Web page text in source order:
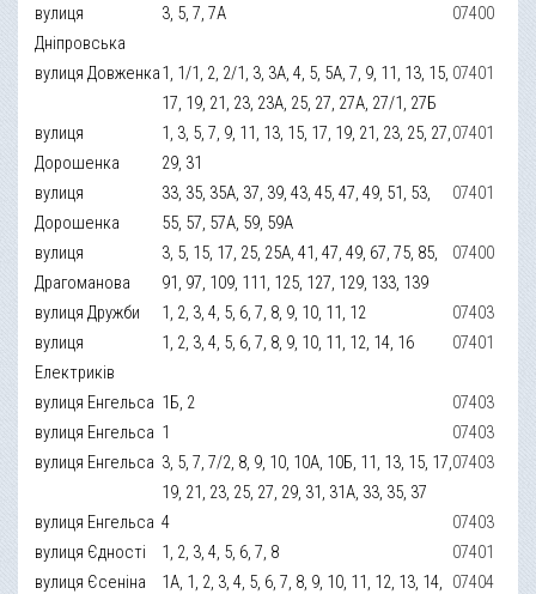
вулиця
Дніпровська
3, 5, 7, 7А 07400
вулиця Довженка1, 1/1, 2, 2/1, 3, 3А, 4, 5, 5А, 7, 9, 11, 13, 15,
17, 19, 21, 23, 23А, 25, 27, 27А, 27/1, 27Б
07401
вулиця
Дорошенка
1, 3, 5, 7, 9, 11, 13, 15, 17, 19, 21, 23, 25, 27,
29, 31
07401
вулиця
Дорошенка
33, 35, 35А, 37, 39, 43, 45, 47, 49, 51, 53,
55, 57, 57А, 59, 59А
07401
вулиця
Драгоманова
3, 5, 15, 17, 25, 25А, 41, 47, 49, 67, 75, 85,
91, 97, 109, 111, 125, 127, 129, 133, 139
07400
вулиця Дружби 1, 2, 3, 4, 5, 6, 7, 8, 9, 10, 11, 12
07403
вулиця
Електриків
1, 2, 3, 4, 5, 6, 7, 8, 9, 10, 11, 12, 14, 16 07401
вулиця Енгельса 1Б, 2
07403
вулиця Енгельса 1
07403
вулиця Енгельса 3, 5, 7, 7/2, 8, 9, 10, 10А, 10Б, 11, 13, 15, 17,
19, 21, 23, 25, 27, 29, 31, 31А, 33, 35, 37
07403
вулиця Енгельса 4
07403
вулиця Єдності
1, 2, 3, 4, 5, 6, 7, 8
07401
вулиця Єсеніна
1А, 1, 2, 3, 4, 5, 6, 7, 8, 9, 10, 11, 12, 13, 14, 07404